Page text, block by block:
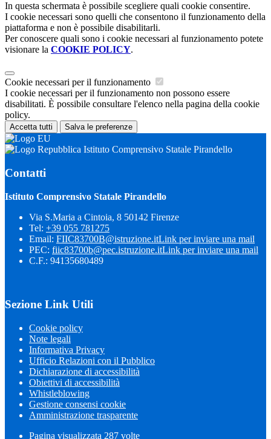
In questa schermata è possibile scegliere quali cookie consentire.
I cookie necessari sono quelli che consentono il funzionamento della
piattaforma e non è possibile disabilitarli.
Per conoscere quali sono i cookie necessari al funzionamento potete
visionare la COOKIE POLICY.
Cookie necessari per il funzionamento
I cookie necessari per il funzionamento non possono essere
disabilitati. È possibile consultare l'elenco nella pagina della cookie
policy.
Accetta tutti Salva le preferenze
Istituto Comprensivo Statale Pirandello
Contatti
Istituto Comprensivo Statale Pirandello
Via S.Maria a Cintoia, 8 50142 Firenze
Tel: +39 055 781275
Email: FIIC83700B@istruzione.itLink per inviare una mail
PEC: fiic83700b@pec.istruzione.itLink per inviare una mail
C.F.: 94135680489
Sezione Link Utili
Cookie policy
Note legali
Informativa Privacy
Ufficio Relazioni con il Pubblico
Dichiarazione di accessibilità
Obiettivi di accessibilità
Whistleblowing
Gestione consensi cookie
Amministrazione trasparente
Pagina visualizzata 287 volte